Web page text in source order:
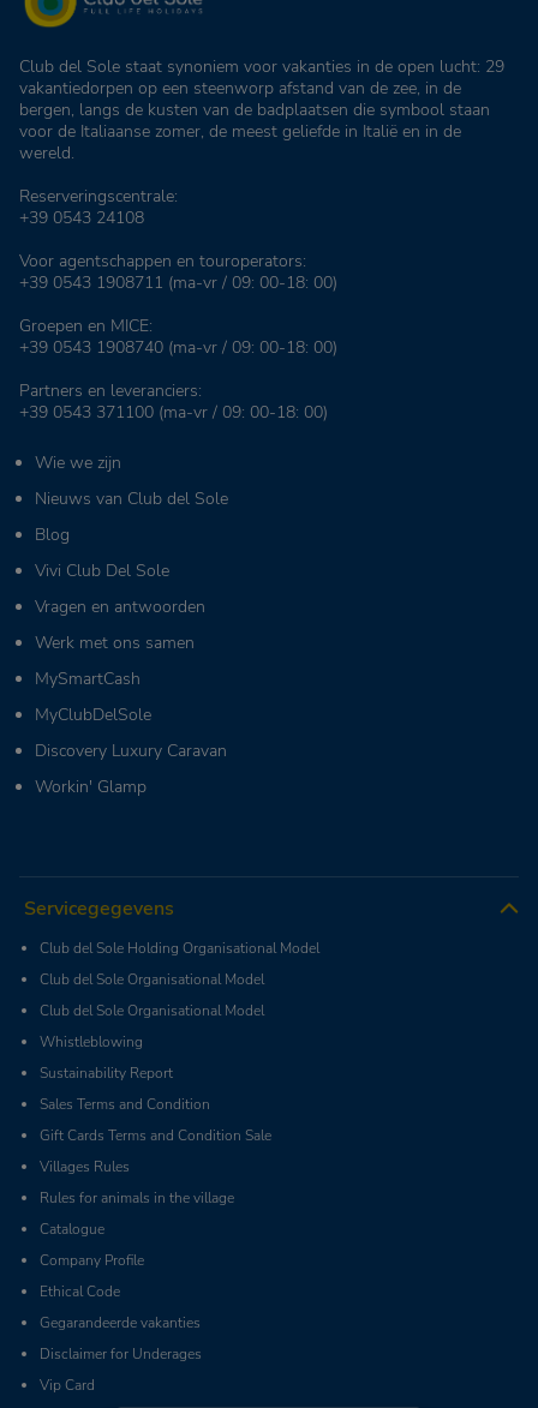
Club del Sole staat synoniem voor vakanties in de open lucht: 29
vakantiedorpen op een steenworp afstand van de zee, in de
bergen, langs de kusten van de badplaatsen die symbool staan
voor de Italiaanse zomer, de meest geliefde in Italië en in de
wereld.
Reserveringscentrale:
+39 0543 24108
Voor agentschappen en touroperators:
+39 0543 1908711 (ma-vr / 09: 00-18: 00)
Groepen en MICE:
+39 0543 1908740 (ma-vr / 09: 00-18: 00)
Partners en leveranciers:
+39 0543 371100 (ma-vr / 09: 00-18: 00)
Wie we zijn
Nieuws van Club del Sole
Blog
Vivi Club Del Sole
Vragen en antwoorden
Werk met ons samen
MySmartCash
MyClubDelSole
Discovery Luxury Caravan
Workin' Glamp
Servicegegevens
Club del Sole Holding Organisational Model
Club del Sole Organisational Model
Club del Sole Organisational Model
Whistleblowing
Sustainability Report
Sales Terms and Condition
Gift Cards Terms and Condition Sale
Villages Rules
Rules for animals in the village
Catalogue
Company Profile
Ethical Code
Gegarandeerde vakanties
Disclaimer for Underages
Vip Card